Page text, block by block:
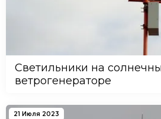
Светильники на
ветрогенераторе
21 Июля 2023